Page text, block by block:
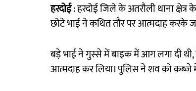
हरदोई: हरदोई जिले के अतरौली थाना
छोटे भाई ने कथित तौर पर आत्मदाह करके
बड़े भाई ने गुस्से में बाइक में आग लगा दी
आत्मदाह कर लिया। पुलिस ने शव को